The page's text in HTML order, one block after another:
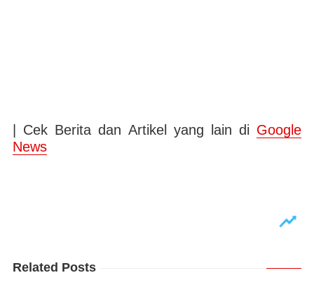
| Cek Berita dan Artikel yang lain di Google
News
Related Posts